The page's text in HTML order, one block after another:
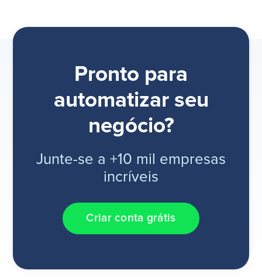
Pronto para
automatizar seu
negócio?
Junte-se a +10 mil empresas
incríveis
Criar conta grátis